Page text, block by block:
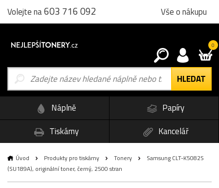
Volejte na603 716 092 Vše o nákupu
0
Náplně
Papíry
Tiskárny
Kancelář
Úvod Produkty pro tiskárny Tonery
Samsung CLT-K5082S
(SU189A), originální toner, černý, 2500 stran